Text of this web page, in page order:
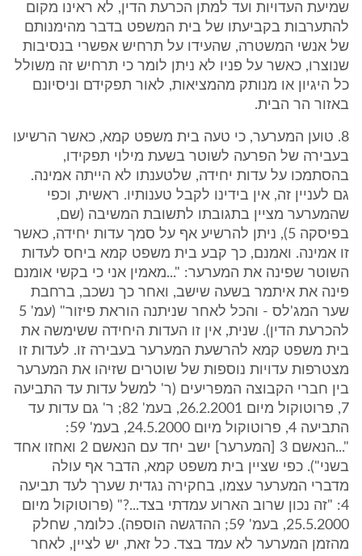
שמיעת העדויות ועד למתן הכרעת הדין, לא ראינו מקום
להתערבות בקביעתו של בית המשפט בדבר מהימנותם
של אנשי המשטרה, שהעידו על תרחיש אפשרי בנסיבות
שנוצרו, כאשר על פניו לא ניתן לומר כי תרחיש זה משולל
כל היגיון או מנותק מהמציאות, לאור תפקידם וניסיונם
באזור הר הבית.
8. טוען המערער, כי טעה בית משפט קמא, כאשר הרשיעו
בעבירה של הפרעה לשוטר בשעת מילוי תפקידו,
בהסתמכו על עדות יחידה, שלטענתו לא הייתה אמינה.
גם לעניין זה, אין בידינו לקבל טענותיו. ראשית, וכפי
שהמערער מציין בתגובתו לתשובת המשיבה (שם,
בפיסקה 5), ניתן להרשיע אף על סמך עדות יחידה, כאשר
זו אמינה. ואמנם, כך קבע בית משפט קמא ביחס לעדות
השוטר שפינה את המערער: "...מאמין אני כי בקשי אומנם
פינה את איתמר בשעה שישב, ואחר כך נשכב, ברחבת
שער המג'לס - והכל לאחר שניתנה הוראת פיזור" (עמ' 5
להכרעת הדין). שנית, אין זו העדות היחידה ששימשה את
בית משפט קמא להרשעת המערער בעבירה זו. לעדות זו
מצטרפות עדויות נוספות של שוטרים שזיהו את המערער
בין חברי הקבוצה המפריעים (ר' למשל עדות עד התביעה
7, פרוטוקול מיום 26.2.2001, בעמ' 82; ר' גם עדות עד
התביעה 4, פרוטוקול מיום 24.5.2000, בעמ' 59:
"...הנאשם 3 [המערער] ישב יחד עם הנאשם 2 ואחזו אחד
בשני"). כפי שציין בית משפט קמא, הדבר אף עולה
מדברי המערער עצמו, בחקירה נגדית שערך לעד תביעה
4: "זה נכון שרוב הארוע עמדתי בצד...?" (פרוטוקול מיום
25.5.2000, בעמ' 59; ההדגשה הוספה). כלומר, שחלק
מהזמן המערער לא עמד בצד. כל זאת, יש לציין, לאחר